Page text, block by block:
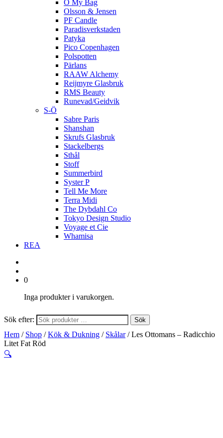
O My Bag
Olsson & Jensen
PF Candle
Paradisverkstaden
Patyka
Pico Copenhagen
Polspotten
Pärlans
RAAW Alchemy
Reijmyre Glasbruk
RMS Beauty
Runevad/Geidvik
S-Ö
Sabre Paris
Shanshan
Skrufs Glasbruk
Stackelbergs
Sthål
Stoff
Summerbird
Syster P
Tell Me More
Terra Midi
The Dybdahl Co
Tokyo Design Studio
Voyage et Cie
Whamisa
REA
0
Inga produkter i varukorgen.
Sök efter: Sök
Hem / Shop /Kök & Dukning / Skålar/ Les Ottomans – Radicchio
Litet Fat Röd
🔍